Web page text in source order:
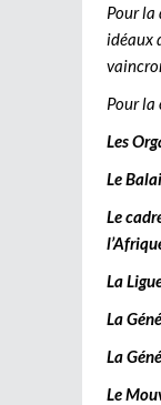
Pour la
idéaux
Pour la
Les
Le
Le
La
La
La
Le